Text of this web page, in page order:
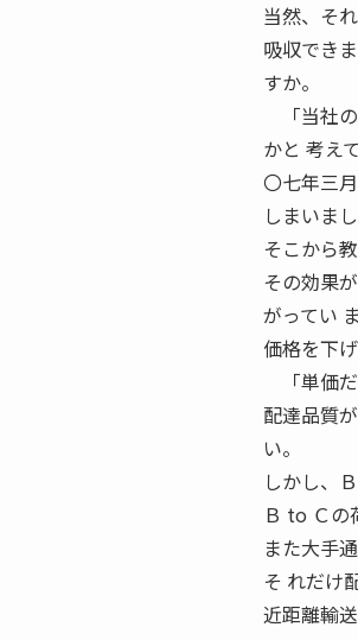
当然、そ
吸収でき
すか。
「当社
かと 考え
〇七年三
しまいまし
そこから
その効果
がってい ま
価格を下
「単価
配達品質
い。
しかし、
Ｂ to Ｃの
また大手
そ れだけ
近距離輸